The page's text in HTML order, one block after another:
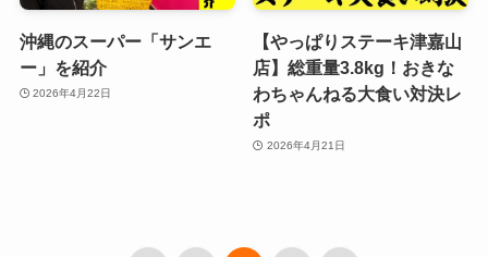
沖縄のスーパー「サンエ
ー」を紹介
2026年4月22日
【やっぱりステーキ津嘉山
店】総重量3.8kg！おきな
わちゃんねる大食い対決レ
ポ
2026年4月21日